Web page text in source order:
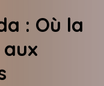
: Où la